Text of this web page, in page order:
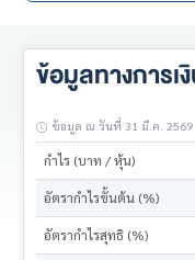
ข้อมูลทางการ
ข้อมูล ณ วันที่ 31 มี.ค. 2569
กำไร (บาท / หุ้น)
อัตรากำไรขั้นต้น (%)
อัตรากำไรสุทธิ (%)